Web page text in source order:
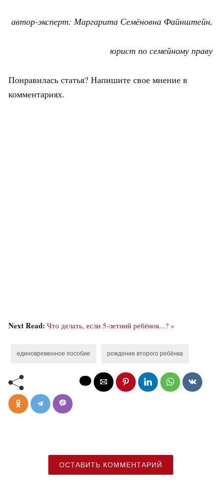
автор-эксперт: Маргарита Семёновна Файнштейн,
юрист по семейному праву
Понравилась статья? Напишите свое мнение в
комментариях.
Next Read: Что делать, если 5-летний ребёнок...? »
единовременное пособие рождение второго ребёнка
ОСТАВИТЬ КОММЕНТАРИЙ